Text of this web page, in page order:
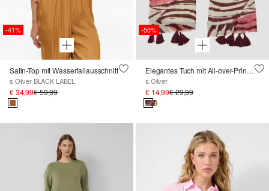
-41%
Satin-Top mit Wasserfallausschnitt
s.Oliver BLACK LABEL
€ 34,99€ 59,99
-50%
Elegantes Tuch mit All-over-Print und Quasten
s.Oliver
€ 14,99€ 29,99